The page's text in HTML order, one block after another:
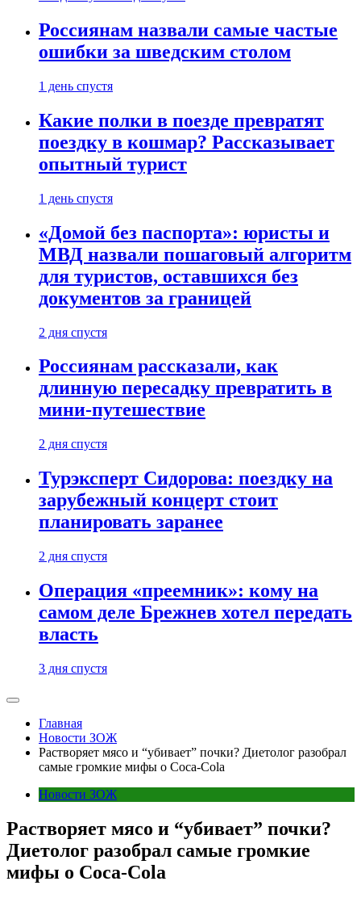
Россиянам назвали самые частые
ошибки за шведским столом
1 день спустя
Какие полки в поезде превратят
поездку в кошмар? Рассказывает
опытный турист
1 день спустя
«Домой без паспорта»: юристы и
МВД назвали пошаговый алгоритм
для туристов, оставшихся без
документов за границей
2 дня спустя
Россиянам рассказали, как
длинную пересадку превратить в
мини-путешествие
2 дня спустя
Турэксперт Сидорова: поездку на
зарубежный концерт стоит
планировать заранее
2 дня спустя
Операция «преемник»: кому на
самом деле Брежнев хотел передать
власть
3 дня спустя
Главная
Новости ЗОЖ
Растворяет мясо и “убивает” почки? Диетолог разобрал
самые громкие мифы о Coca-Cola
Новости ЗОЖ
Растворяет мясо и “убивает” почки?
Диетолог разобрал самые громкие
мифы о Coca-Cola